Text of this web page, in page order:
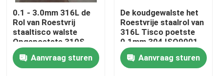
Kwaliteitscontrole
Contacteer ons
0.1 - 3.0mm 316L de
Rol van Roestvrij
staaltisco walste
Opgepoetste 310S
304 koud
Aanvraag sturen
De koudgewalste het
Roestvrije staalrol van
316L Tisco poetste
0.1mm 304 ISO9001
SS 308 309 op
Aanvraag sturen